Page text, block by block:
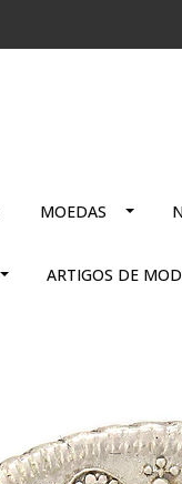
MOEDAS
ARTIGOS DE